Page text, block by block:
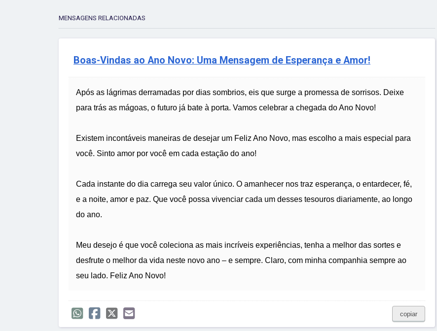
MENSAGENS RELACIONADAS
Boas-Vindas ao Ano Novo: Uma Mensagem de Esperança e Amor!
Após as lágrimas derramadas por dias sombrios, eis que surge a promessa de sorrisos. Deixe
para trás as mágoas, o futuro já bate à porta. Vamos celebrar a chegada do Ano Novo!
Existem incontáveis maneiras de desejar um Feliz Ano Novo, mas escolho a mais especial para
você. Sinto amor por você em cada estação do ano!
Cada instante do dia carrega seu valor único. O amanhecer nos traz esperança, o entardecer, fé,
e a noite, amor e paz. Que você possa vivenciar cada um desses tesouros diariamente, ao longo
do ano.
Meu desejo é que você coleciona as mais incríveis experiências, tenha a melhor das sortes e
desfrute o melhor da vida neste novo ano – e sempre. Claro, com minha companhia sempre ao
seu lado. Feliz Ano Novo!
copiar